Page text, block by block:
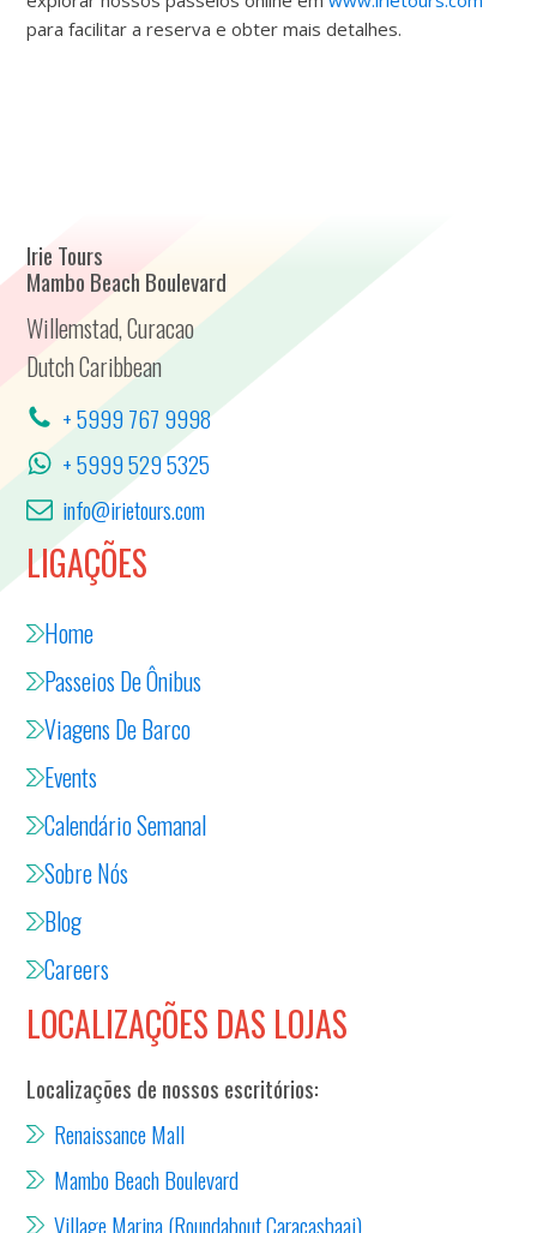
para facilitar a reserva e obter mais detalhes.
Irie Tours
Mambo Beach Boulevard
Willemstad, Curacao
Dutch Caribbean
+ 5999 767 9998
+ 5999 529 5325
info@irietours.com
LIGAÇÕES
Home
Passeios De Ônibus
Viagens De Barco
Events
Calendário Semanal
Sobre Nós
Blog
Careers
LOCALIZAÇÕES DAS LOJAS
Localizações de nossos escritórios:
Renaissance Mall
Mambo Beach Boulevard
Village Marina (Roundabout Caracasbaai)